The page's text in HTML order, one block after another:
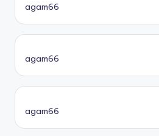
agam66
agam66
agam66